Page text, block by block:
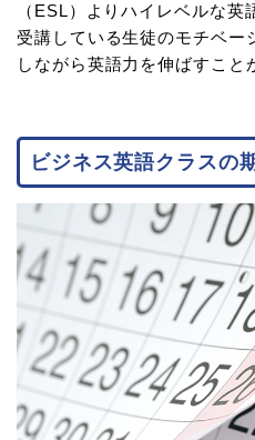
（ESL）よりハイレベルな英
受講している生徒のモチベー
しながら英語力を伸ばすこと
ビジネス英語クラスの